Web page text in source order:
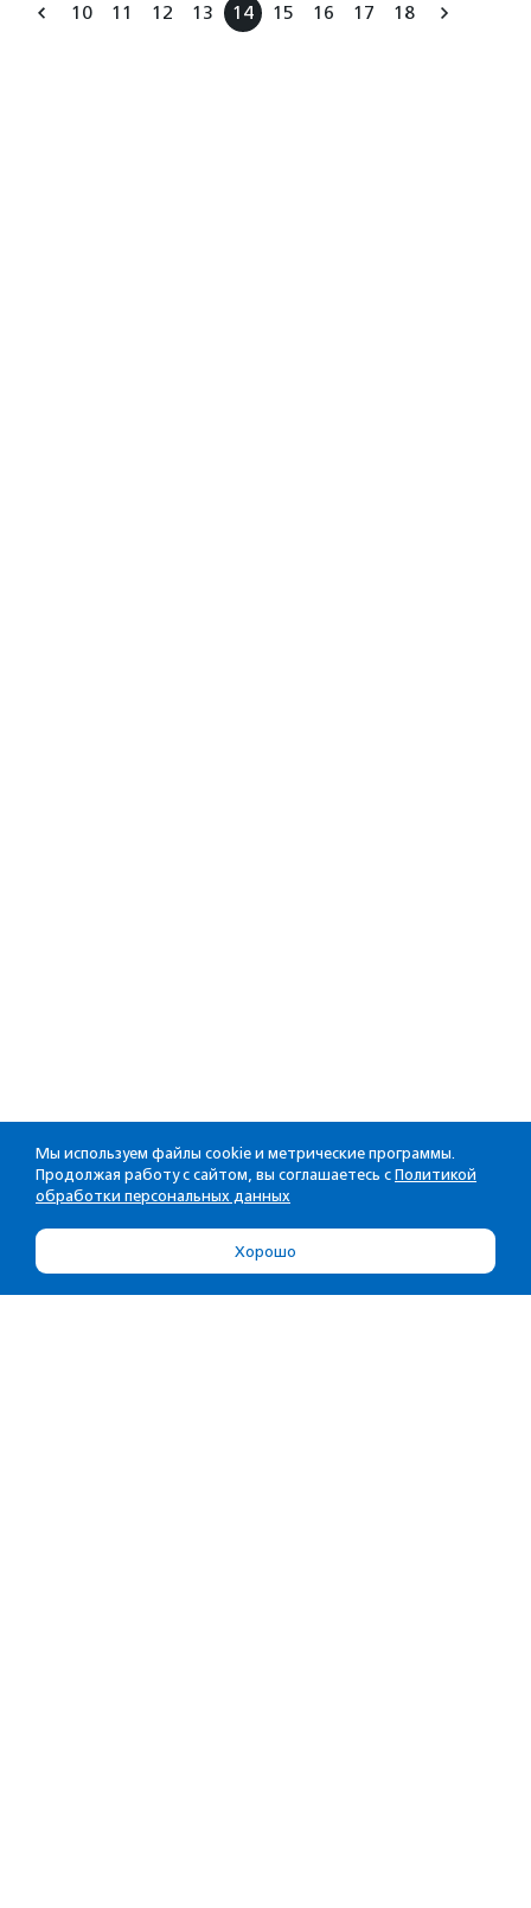
10 11 12 13 14 15 16 17 18
Мы используем файлы cookie и метрические программы.
Продолжая работу с сайтом, вы соглашаетесь с Политикой
обработки персональных данных
Хорошо